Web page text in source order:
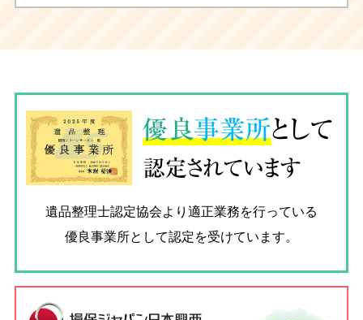
優良事業所として
認定されています
遺品整理士認定協会より適正業務を行っている
優良事業所として認定を受けています。